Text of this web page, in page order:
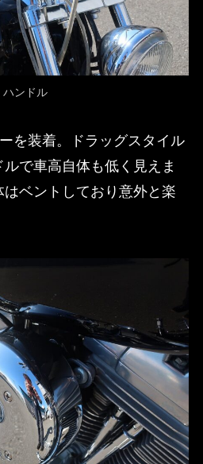
ハンドル
を装着。ドラッグスタイル
で車高自体も低く見えま
ベントしており意外と楽